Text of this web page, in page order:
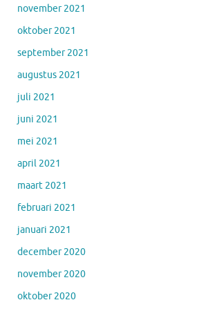
november 2021
oktober 2021
september 2021
augustus 2021
juli 2021
juni 2021
mei 2021
april 2021
maart 2021
februari 2021
januari 2021
december 2020
november 2020
oktober 2020